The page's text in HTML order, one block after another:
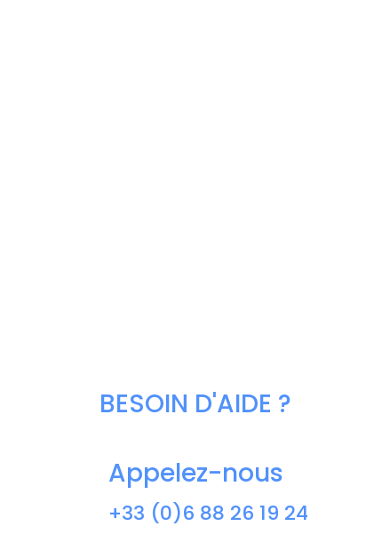
BESOIN D'AIDE ?
Appelez-nous
+33 (0)6 88 26 19 24